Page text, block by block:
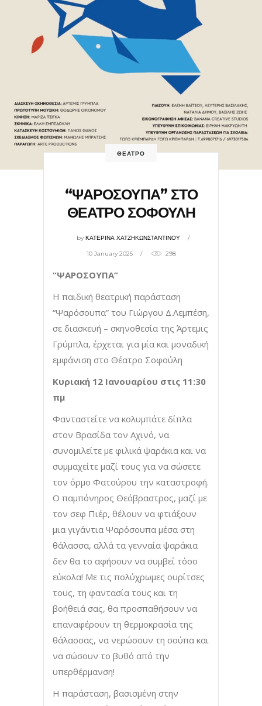
ΘΕΑΤΡΟ
“ΨΑΡΟΣΟΥΠΑ” ΣΤΟ
ΘΕΑΤΡΟ ΣΟΦΟΥΛΗ
byΚΑΤΕΡΙΝΑ ΧΑΤΖΗΚΩΝΣΤΑΝΤΙΝΟΥ
10 January 2025 298
“ΨΑΡΟΣΟΥΠΑ”
Η παιδική θεατρική παράσταση
“Ψαρόσουπα” του Γιώργου Δ.Λεμπέση,
σε διασκευή – σκηνοθεσία της Άρτεμις
Γρύμπλα, έρχεται για μία και μοναδική
εμφάνιση στο Θέατρο Σοφούλη
Κυριακή 12 Ιανουαρίου στις 11:30
πμ
Φανταστείτε να κολυμπάτε δίπλα
στον Βρασίδα τον Αχινό, να
συνομιλείτε με φιλικά ψαράκια και να
συμμαχείτε μαζί τους για να σώσετε
τον όρμο Φατούρου την καταστροφή.
Ο παμπόνηρος Θεόβραστρος, μαζί με
τον σεφ Πιέρ, θέλουν να φτιάξουν
μια γιγάντια Ψαρόσουπα μέσα στη
θάλασσα, αλλά τα γενναία ψαράκια
δεν θα το αφήσουν να συμβεί τόσο
εύκολα! Με τις πολύχρωμες ουρίτσες
τους, τη φαντασία τους και τη
βοήθειά σας, θα προσπαθήσουν να
επαναφέρουν τη θερμοκρασία της
θάλασσας, να νερώσουν τη σούπα και
να σώσουν το βυθό από την
υπερθέρμανση!
Η παράσταση, βασισμένη στην